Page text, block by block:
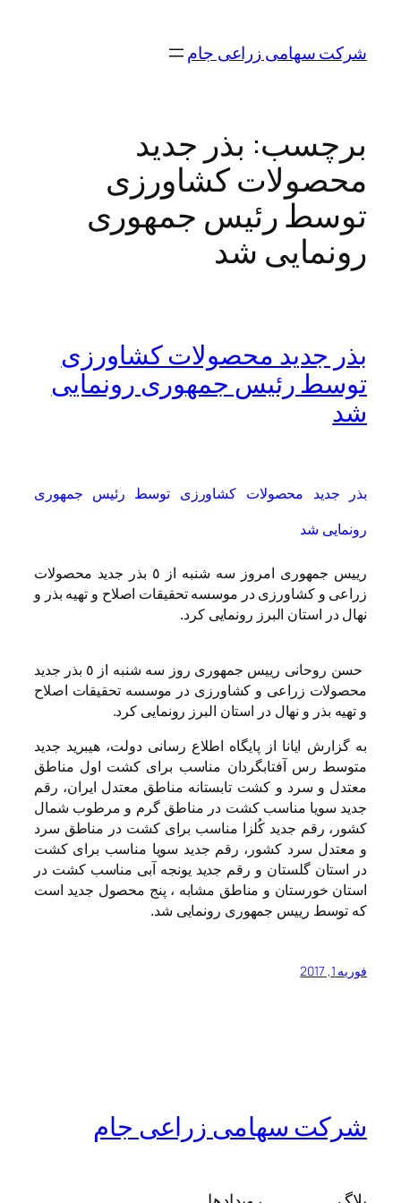
محتواشرکت سهامی زراعی جام
برچسب: بذر جدید
محصولات کشاورزی
توسط رئیس جمهوری
رونمایی شد
بذر جدید محصولات کشاورزی
توسط رئیس جمهوری رونمایی
شد
بذر جدید محصولات کشاورزی توسط رئیس جمهوری
رونمایی شد
رییس جمهوری امروز سه شنبه از ٥ بذر جدید محصولات
زراعی و کشاورزی در موسسه تحقیقات اصلاح و تهیه بذر و
نهال در استان البرز رونمایی کرد.
حسن روحانی رییس جمهوری روز سه شنبه از ٥ بذر جدید
محصولات زراعی و کشاورزی در موسسه تحقیقات اصلاح
و تهیه بذر و نهال در استان البرز رونمایی کرد.
به گزارش ایانا از پایگاه اطلاع رسانی دولت، هیبرید جدید
متوسط رس آفتابگردان مناسب برای کشت اول مناطق
معتدل و سرد و کشت تابستانه مناطق معتدل ایران، رقم
جدید سویا مناسب کشت در مناطق گرم و مرطوب شمال
کشور، رقم جدید کُلزا مناسب برای کشت در مناطق سرد
و معتدل سرد کشور، رقم جدید سویا مناسب برای کشت
در استان گلستان و رقم جدید یونجه آبی مناسب کشت در
استان خورستان و مناطق مشابه ، پنج محصول جدید است
که توسط رییس جمهوری رونمایی شد.
فوریه 1, 2017
شرکت سهامی زراعی جام